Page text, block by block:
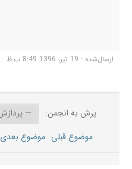
ارسال‌شده : 19 تیر، 1396 8:49 ب.ظ
پرش به انجمن:
موضوع قبلی موضوع بعدی